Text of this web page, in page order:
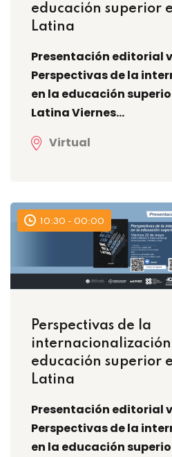
educación superior
Latina
Presentación editorial
Perspectivas de la
en la educación
Latina Viernes...
Virtual
10:30 - 00:00
Perspectivas de la
educación superior
Latina
Presentación editorial
Perspectivas de la
en la educación